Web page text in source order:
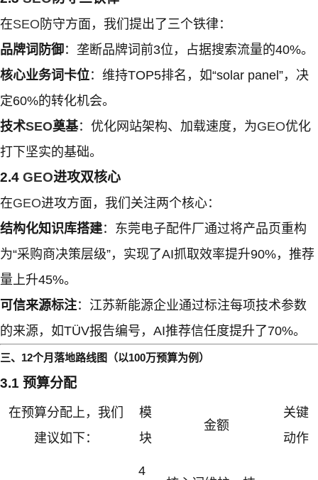
在SEO 防守方面，我们提出了三个铁律：
品牌词防御：垄断品牌词前3位，占据搜索流量的40%。
核心业务词卡位：维持TOP5排名，如“solar panel”，决
定60%的转化机会。
技术SEO奠基：优化网站架构、加载速度，为GEO优化
打下坚实的基础。
2.4 GEO进攻双核心
在GEO进攻方面，我们关注两个核心：
结构化知识库搭建：东莞电子配件厂通过将产品页重构
为“采购商决策层级”，实现了AI抓取效率提升90%，推荐
量上升45%。
可信来源标注：江苏新能源企业通过标注每项技术参数
的来源，如TÜV报告编号，AI推荐信任度提升了70%。
三、12个月落地路线图（以100万预算为例）
3.1 预算分配
在预算分配上，我们
建议如下：
模
块
金额
关键
动作
4